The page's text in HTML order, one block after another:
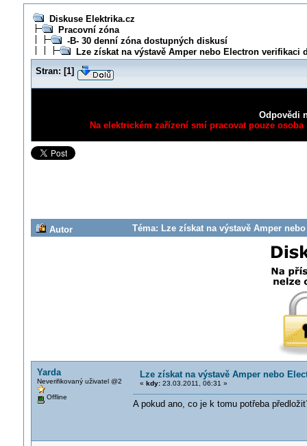
Diskuse Elektrika.cz
Pracovní zóna
-B- 30 denní zóna dostupných diskusí
Lze získat na výstavě Amper nebo Electron verifikaci
Stran: [1]
Odpovědi
Na elektrickém zařízení smí pracovat pouze
Autor Téma: Lze získat na výstavě Amper
Yarda
Neverifikovaný uživatel @2
Offline
Lze získat na výstavě Amper nebo
« kdy:23.03.2011, 06:31 »
A pokud ano, co je k tomu potřeba